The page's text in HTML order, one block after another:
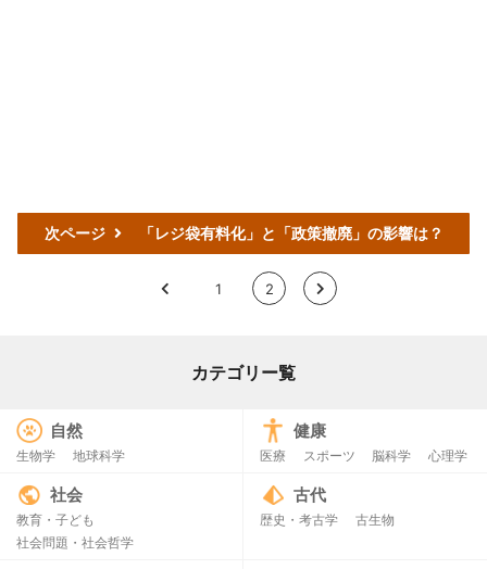
次ページ 「レジ袋有料化」と「政策撤廃」の影響は？
< 1 2 >
カテゴリー覧
自然
生物学 地球科学
健康
医療 スポーツ 脳科学 心理学
社会
教育・子ども
社会問題・社会哲学
古代
歴史・考古学 古生物